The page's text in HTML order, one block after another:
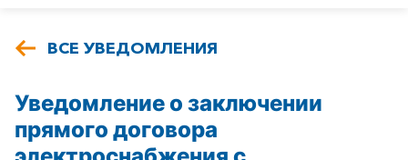
ВСЕ УВЕДОМЛЕНИЯ
Уведомление о заключении
прямого договора